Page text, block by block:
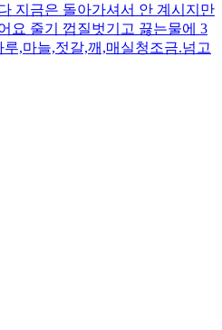
지금은 돌아가셔서 안 계시지만
요 줄기 껍질벗기고 끓는물에 3
,마늘,젓갈,깨,매실청조금.넘고